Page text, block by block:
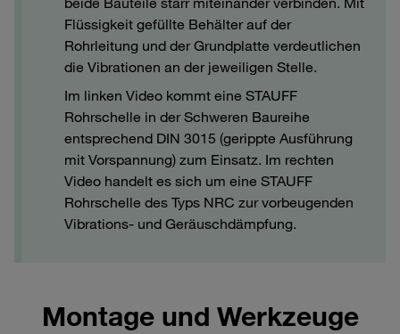
Flüssigkeit gefüllte Behälter auf der
Rohrleitung und der Grundplatte verdeutlichen
die Vibrationen an der jeweiligen Stelle.
Im linken Video kommt eine STAUFF
Rohrschelle in der Schweren Baureihe
entsprechend DIN 3015 (gerippte Ausführung
mit Vorspannung) zum Einsatz. Im rechten
Video handelt es sich um eine STAUFF
Rohrschelle des Typs NRC zur vorbeugenden
Vibrations- und Geräuschdämpfung.
Montage und Werkzeuge